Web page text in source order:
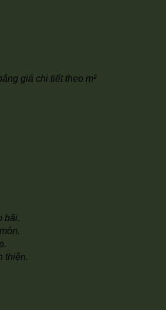
giá chi tiết theo m²
bãi.
thiện.